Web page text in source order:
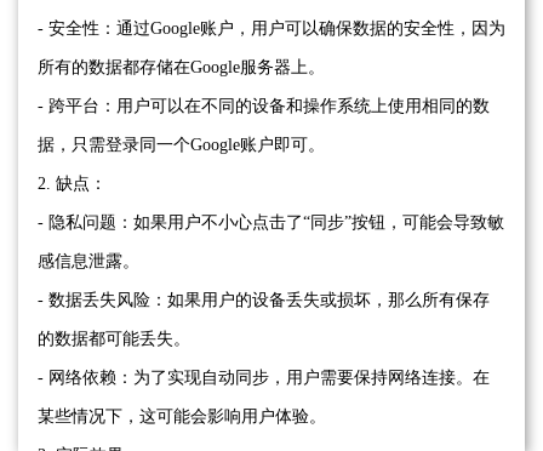
- 安全性：通过Google账户，用户可以确保数据的安全性，因为
所有的数据都存储在Google服务器上。
- 跨平台：用户可以在不同的设备和操作系统上使用相同的数
据，只需登录同一个Google账户即可。
2. 缺点：
- 隐私问题：如果用户不小心点击了“同步”按钮，可能会导致敏
感信息泄露。
- 数据丢失风险：如果用户的设备丢失或损坏，那么所有保存
的数据都可能丢失。
- 网络依赖：为了实现自动同步，用户需要保持网络连接。在
某些情况下，这可能会影响用户体验。